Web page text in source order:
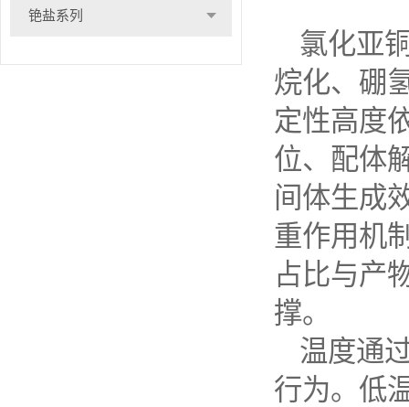
铯盐系列
氯化亚
烷化、硼
定性高度
位、配体
间体生成
重作用机
占比与产
撑。
温度通
行为。低